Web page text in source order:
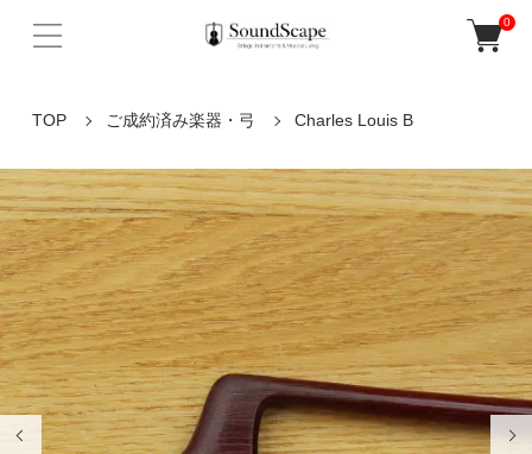
0
TOP ご成約済み楽器・弓 Charles Louis B